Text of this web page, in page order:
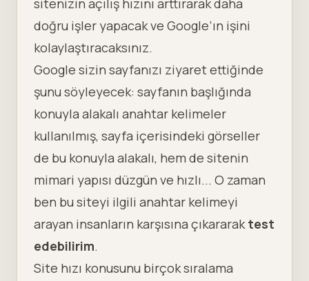
sitenizin açılış hızını arttırarak daha
doğru işler yapacak ve Google’ın işini
kolaylaştıracaksınız.
Google sizin sayfanızı ziyaret ettiğinde
şunu söyleyecek: sayfanın başlığında
konuyla alakalı anahtar kelimeler
kullanılmış, sayfa içerisindeki görseller
de bu konuyla alakalı, hem de sitenin
mimari yapısı düzgün ve hızlı... O zaman
ben bu siteyi ilgili anahtar kelimeyi
arayan insanların karşısına çıkararaktest
edebilirim.
Site hızı konusunu birçok sıralama